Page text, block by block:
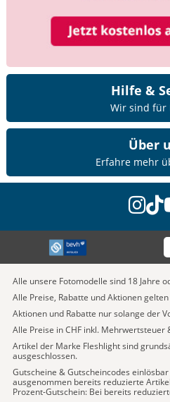
Hilfe &
Wir sind für
Über
Erfahre mehr
Alle unsere Fotomodelle sind 18 Jahre
Alle Preise, Rabatte und Aktionen
Aktionen und Rabatte nur solange der
Alle Preise in CHF inkl. Mehrwertsteuer
Artikel der Marke Fleshlight sind
ausgeschlossen.
Gutscheine & Gutscheincodes
ausgenommen bereits reduzierte
Prozent-Gutschein: Bei bereits